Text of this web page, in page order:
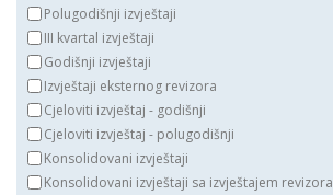
Polugodišnji izvještaji
III kvartal izvještaji
Godišnji izvještaji
Izvještaji eksternog revizora
Cjeloviti izvještaj - godišnji
Cjeloviti izvještaj - polugodišnji
Konsolidovani izvještaji
Konsolidovani izvještaji sa izvještajem revizora